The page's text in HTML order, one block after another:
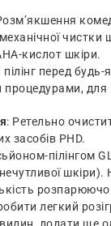
чистки
кислот шкіри.
перед будь-
для
: Ретельно
засобів PHD.
пілінгом
шкіри).
легкий
додати ще